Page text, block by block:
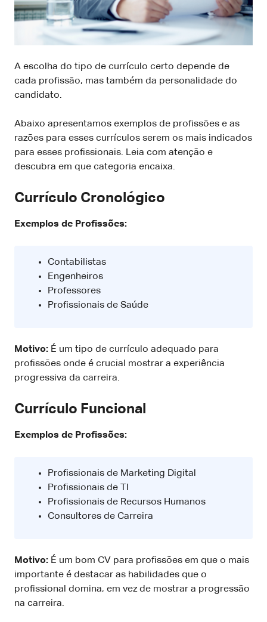
A escolha do tipo de currículo certo depende de
cada profissão, mas também da personalidade do
candidato.
Abaixo apresentamos exemplos de profissões e as
razões para esses currículos serem os mais indicados
para esses profissionais. Leia com atenção e
descubra em que categoria encaixa.
Currículo Cronológico
Exemplos de Profissões:
Contabilistas
Engenheiros
Professores
Profissionais de Saúde
Motivo: É um tipo de currículo adequado para
profissões onde é crucial mostrar a experiência
progressiva da carreira.
Currículo Funcional
Exemplos de Profissões:
Profissionais de Marketing Digital
Profissionais de TI
Profissionais de Recursos Humanos
Consultores de Carreira
Motivo: É um bom CV para profissões em que o mais
importante é destacar as habilidades que o
profissional domina, em vez de mostrar a progressão
na carreira.